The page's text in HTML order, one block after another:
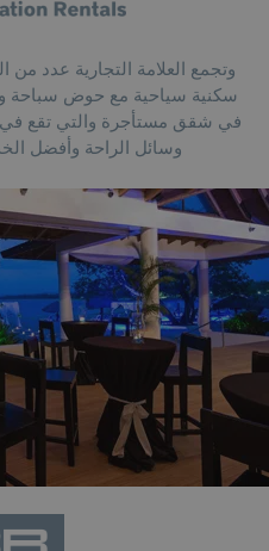
وتجمع العلامة التجارية عدد
سكنية سياحية مع حوض سباحة
في شقق مستأجرة والتي تقع
وسائل الراحة وأفضل